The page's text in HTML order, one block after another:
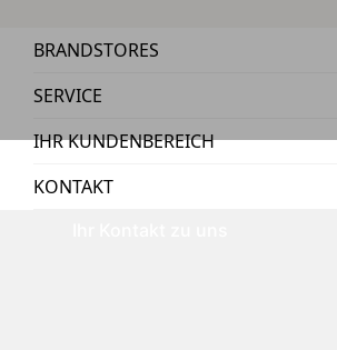
BRANDSTORES
SERVICE
IHR KUNDENBEREICH
KONTAKT